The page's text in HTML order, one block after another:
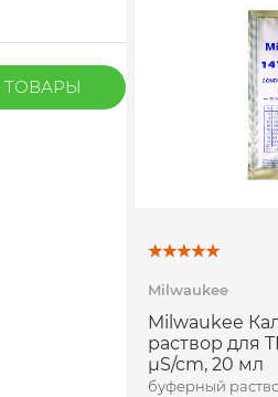
ТОВАРЫ
Milwaukee
Milwaukee
раствор для
µS/cm, 20 мл
буферный